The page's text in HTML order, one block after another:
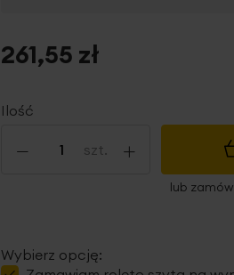
261,55 zł
Ilość
- szt. +
lub
Wybierz opcję: